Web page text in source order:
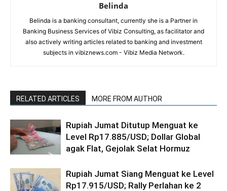
Belinda
Belinda is a banking consultant, currently she is a Partner in
Banking Business Services of Vibiz Consulting, as facilitator and
also actively writing articles related to banking and investment
subjects in vibiznews.com - Vibiz Media Network.
RELATED ARTICLES MORE FROM AUTHOR
Rupiah Jumat Ditutup Menguat ke
Level Rp17.885/USD; Dollar Global
agak Flat, Gejolak Selat Hormuz
Rupiah Jumat Siang Menguat ke Level
Rp17.915/USD; Rally Perlahan ke 2